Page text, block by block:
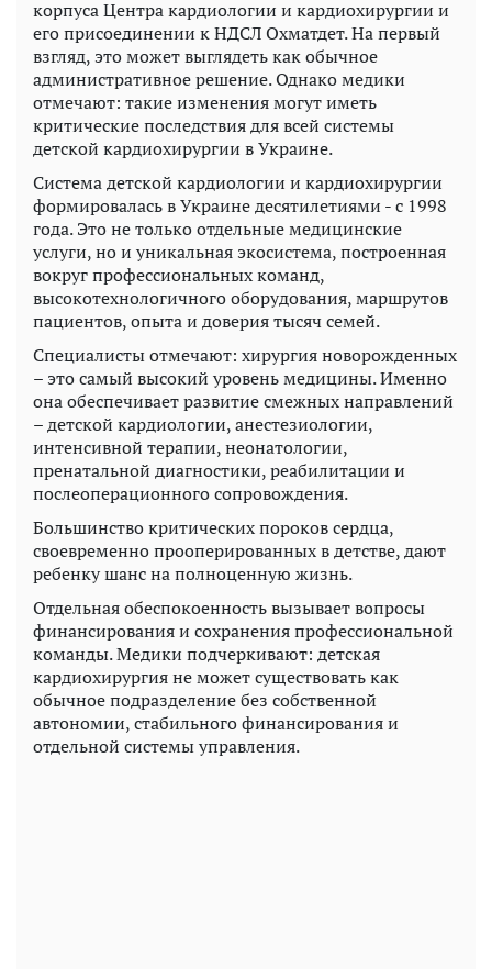
корпуса Центра кардиологии и кардиохирургии и
его присоединении к НДСЛ Охматдет. На первый
взгляд, это может выглядеть как обычное
административное решение. Однако медики
отмечают: такие изменения могут иметь
критические последствия для всей системы
детской кардиохирургии в Украине.
Система детской кардиологии и кардиохирургии
формировалась в Украине десятилетиями - с 1998
года. Это не только отдельные медицинские
услуги, но и уникальная экосистема, построенная
вокруг профессиональных команд,
высокотехнологичного оборудования, маршрутов
пациентов, опыта и доверия тысяч семей.
Специалисты отмечают: хирургия новорожденных
– это самый высокий уровень медицины. Именно
она обеспечивает развитие смежных направлений
– детской кардиологии, анестезиологии,
интенсивной терапии, неонатологии,
пренатальной диагностики, реабилитации и
послеоперационного сопровождения.
Большинство критических пороков сердца,
своевременно прооперированных в детстве, дают
ребенку шанс на полноценную жизнь.
Отдельная обеспокоенность вызывает вопросы
финансирования и сохранения профессиональной
команды. Медики подчеркивают: детская
кардиохирургия не может существовать как
обычное подразделение без собственной
автономии, стабильного финансирования и
отдельной системы управления.